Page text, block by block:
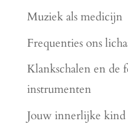
Muziek als medicijn
Frequenties ons
Klankschalen en de
instrumenten
Jouw innerlijke kind